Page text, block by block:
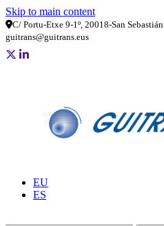
Skip to main content
C/ Portu-Etxe 9-1º, 20018-San Sebastián
guitrans@guitrans.eus
EU
ES